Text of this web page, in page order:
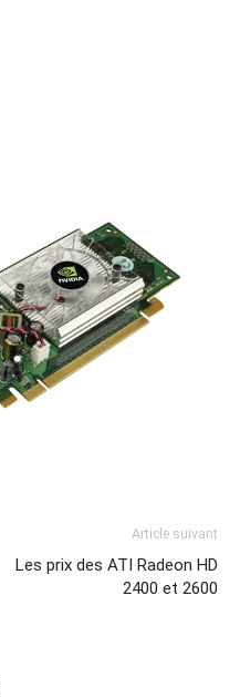
Article suivant
Les prix des ATI Radeon HD
2400 et 2600